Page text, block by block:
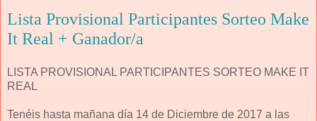
Lista Provisional Participantes Sorteo Make
It Real + Ganador/a
LISTA PROVISIONAL PARTICIPANTES SORTEO MAKE IT
REAL
Tenéis hasta mañana día 14 de Diciembre de 2017 a las